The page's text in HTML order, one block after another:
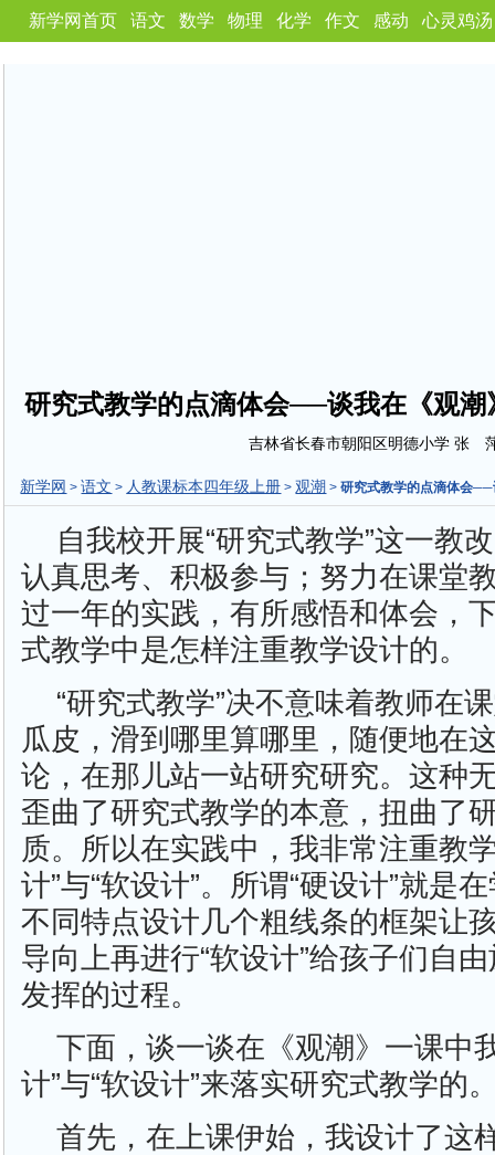
新学网首页 语文 数学 物理 化学 作文 感动 心灵鸡汤
研究式教学的点滴体会──谈我在《观潮
吉林省长春市朝阳区明德小学 张
新学网 >语文 > 人教课标本四年级上册 > 观潮 >研究式教学的点滴体会
自我校开展“研究式教学”这一教
认真思考、积极参与；努力在课堂
过一年的实践，有所感悟和体会，
式教学中是怎样注重教学设计的。
“研究式教学”决不意味着教师在
瓜皮，滑到哪里算哪里，随便地在
论，在那儿站一站研究研究。这种
歪曲了研究式教学的本意，扭曲了
质。所以在实践中，我非常注重教
计”与“软设计”。所谓“硬设计”就是
不同特点设计几个粗线条的框架让
导向上再进行“软设计”给孩子们自
发挥的过程。
下面，谈一谈在《观潮》一课中
计”与“软设计”来落实研究式教学的
首先，在上课伊始，我设计了这